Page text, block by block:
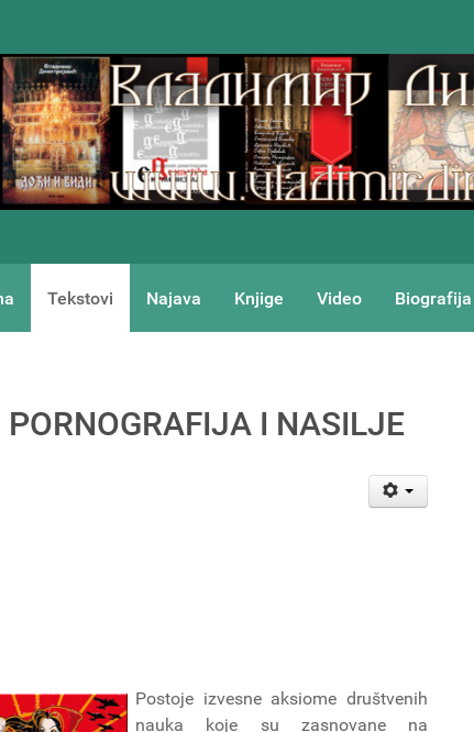
Tekstovi Najava Knjige Video Biografija
I NASILJE
Postoje izvesne aksiome društvenih
nauka koje su zasnovane na